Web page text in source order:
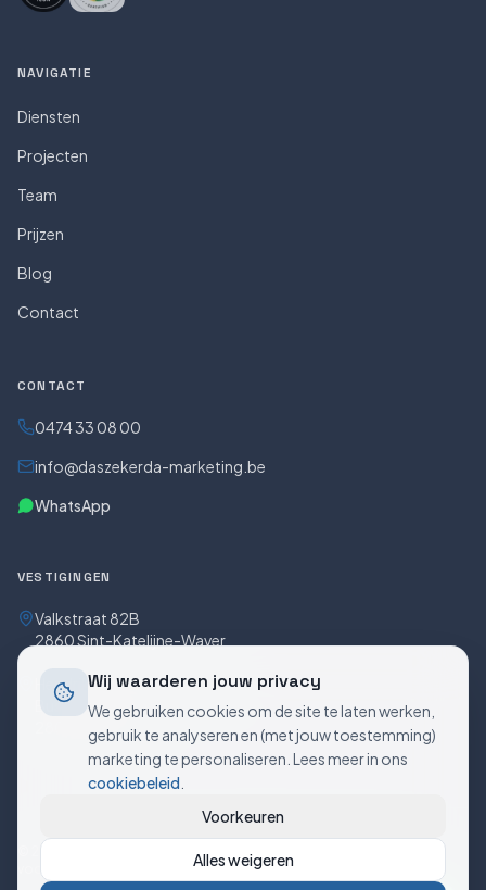
NAVIGATIE
Diensten
Projecten
Team
Prijzen
Blog
Contact
CONTACT
0474 33 08 00
info@daszekerda-marketing.be
WhatsApp
VESTIGINGEN
Valkstraat 82B
2860 Sint-Katelijne-Waver
Hendrik Consciencestraat 5
Bus 5/0301
2800 Mechelen
Daszekerda Marketing. BTW BE0773.621.718. Alle rechten
PrivacyCookiesCookievoorkeurenVoorwaarden
Wij waarderen jouw privacy
We gebruiken cookies om de site te laten werken,
gebruik te analyseren en (met jouw toestemming)
marketing te personaliseren. Lees meer in ons
cookiebeleid
Voorkeuren
Alles weigeren